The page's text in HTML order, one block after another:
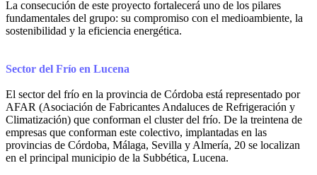
La consecución de este proyecto fortalecerá uno de los pilares
fundamentales del grupo: su compromiso con el medioambiente, la
sostenibilidad y la eficiencia energética.
Sector del Frío en Lucena
El sector del frío en la provincia de Córdoba está representado por
AFAR (Asociación de Fabricantes Andaluces de Refrigeración y
Climatización) que conforman el cluster del frío. De la treintena de
empresas que conforman este colectivo, implantadas en las
provincias de Córdoba, Málaga, Sevilla y Almería, 20 se localizan
en el principal municipio de la Subbética, Lucena.